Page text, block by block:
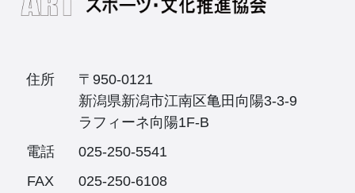
住所
〒950-0121
新潟県新潟市江南区亀田向陽3-3-9
ラフィーネ向陽1F-B
電話
025-250-5541
FAX
025-250-6108